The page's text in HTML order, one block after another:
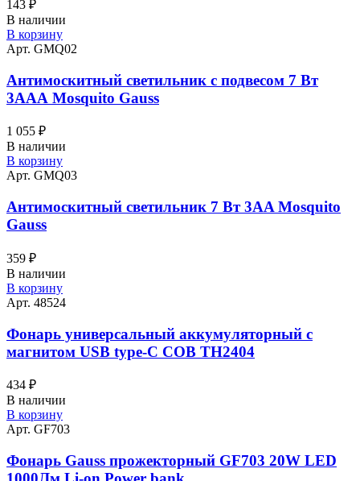
143 ₽
В наличии
В корзину
Арт. GMQ02
Антимоскитный светильник с подвесом 7 Вт
3AAА Mosquito Gauss
1 055 ₽
В наличии
В корзину
Арт. GMQ03
Антимоскитный светильник 7 Вт 3AA Mosquito
Gauss
359 ₽
В наличии
В корзину
Арт. 48524
Фонарь универсальный аккумуляторный с
магнитом USB type-C COB TH2404
434 ₽
В наличии
В корзину
Арт. GF703
Фонарь Gauss прожекторный GF703 20W LED